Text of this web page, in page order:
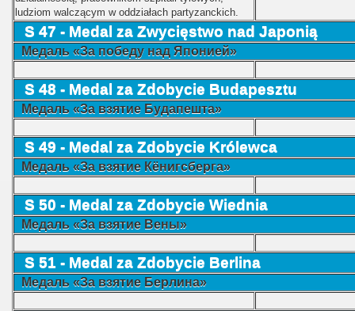
ludziom walczącym w oddziałach partyzanckich.
S 47 - Medal za Zwycięstwo nad Japonią
Медаль «За победу над Японией»
S 48 - Medal za Zdobycie Budapesztu
Медаль «За взятие Будапешта»
S 49 - Medal za Zdobycie Królewca
Медаль «За взятие Кёнигсберга»
S 50 - Medal za Zdobycie Wiednia
Медаль «За взятие Вены»
S 51 - Medal za Zdobycie Berlina
Медаль «За взятие Берлина»